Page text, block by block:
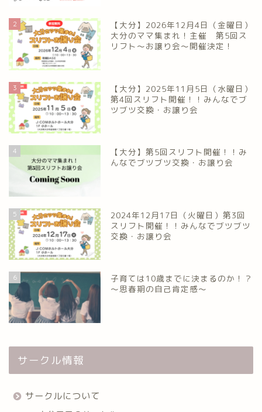
2
【大分】2026年12月4日（金曜日）
大分のママ集まれ！主催 第5回ス
リフト〜お譲り会〜開催決定！
3
【大分】2025年11月5日（水曜日）
第4回スリフト開催！！みんなでブ
ツブツ交換・お譲り会
4
【大分】第5回スリフト開催！！み
んなでブツブツ交換・お譲り会
5
2024年12月17日（火曜日）第3回
スリフト開催！！みんなでブツブツ
交換・お譲り会
6
子育ては10歳までに決まるのか！？
～思春期の自己肯定感～
サークル情報
サークルについて